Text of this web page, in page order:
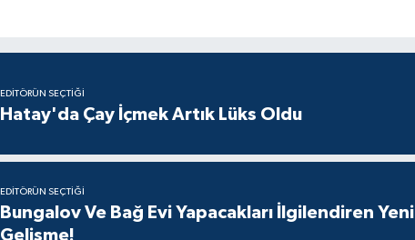
EDITÖRÜN SEÇTIĞI
Hatay'da Çay İçmek Artık Lüks Oldu
EDITÖRÜN SEÇTIĞI
Bungalov Ve Bağ Evi Yapacakları İlgilendiren Yeni
Gelişme!